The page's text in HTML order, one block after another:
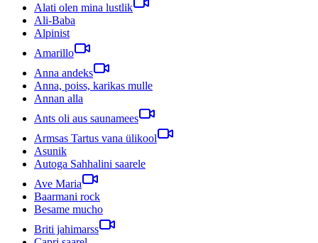
Alati olen mina lustlik
Ali-Baba
Alpinist
Amarillo
Anna andeks
Anna, poiss, karikas mulle
Annan alla
Ants oli aus saunamees
Armsas Tartus vana ülikool
Asunik
Autoga Sahhalini saarele
Ave Maria
Baarmani rock
Besame mucho
Briti jahimarss